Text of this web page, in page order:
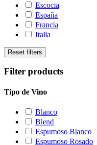
Escocia
España
Francia
Italia
Reset filters
Filter products
Tipo de Vino
Blanco
Blend
Espumoso Blanco
Espumoso Rosado